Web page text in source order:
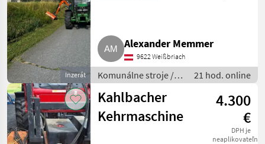
Inzerát
Alexander Memmer
9622 Weißbriach
Komunálne stroje /
Spádová kosačka
21 hod. online
Kahlbacher
Kehrmaschine
4.300
€
DPH je
neaplikovateľné